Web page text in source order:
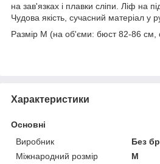
на зав'язках і плавки сліпи. Ліф на
Чудова якість, сучасний матеріал у
Размір М (на об'єми: бюст 82-86 см,
Характеристики
Основні
Виробник
Без
Міжнародний розмір
M